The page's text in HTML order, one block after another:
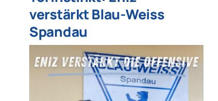
FRAUEN
verstärkt Blau-Weiss
Spandau